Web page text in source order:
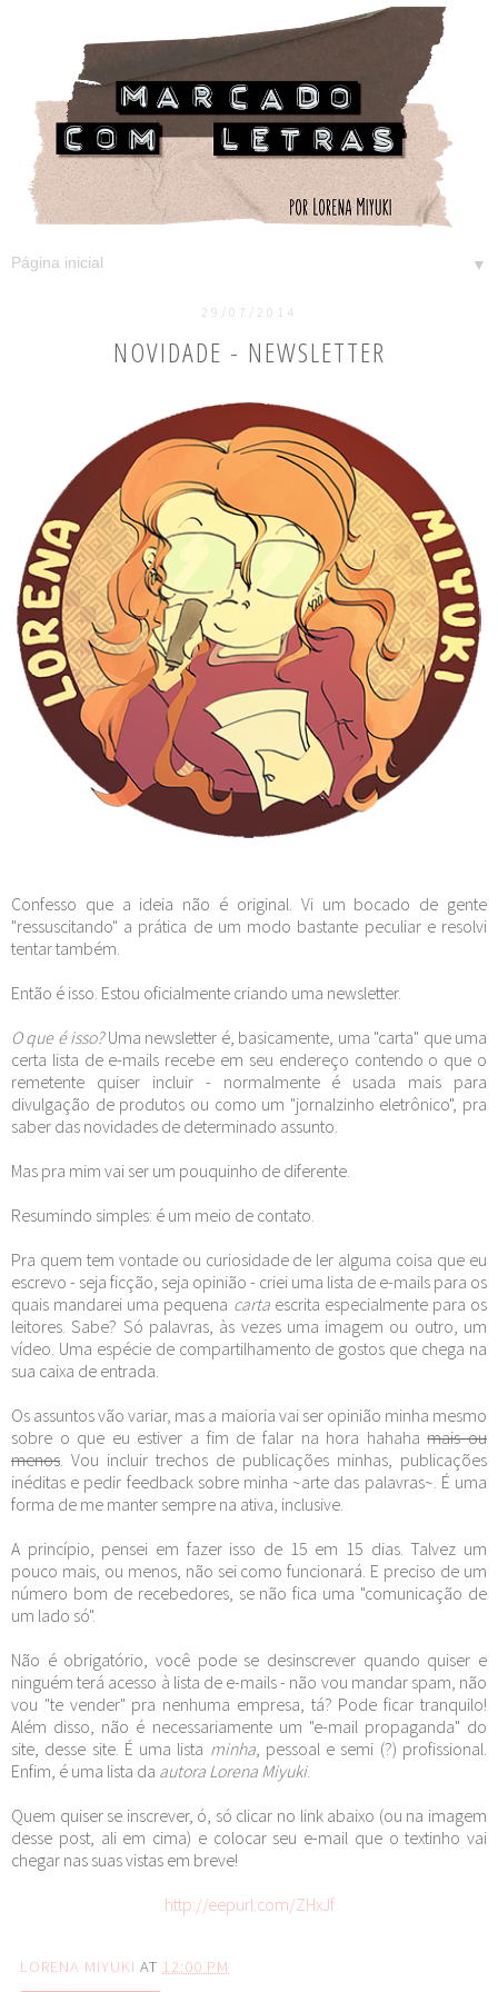
▼
29/07/2014
NOVIDADE - NEWSLETTER
Confesso que a ideia não é original. Vi um bocado de gente
"ressuscitando" a prática de um modo bastante peculiar e resolvi
tentar também.
Então é isso. Estou oficialmente criando uma newsletter.
O que é isso?Uma newsletter é, basicamente, uma "carta" que uma
certa lista de e-mails recebe em seu endereço contendo o que o
remetente quiser incluir - normalmente é usada mais para
divulgação de produtos ou como um "jornalzinho eletrônico", pra
saber das novidades de determinado assunto.
Mas pra mim vai ser um pouquinho de diferente.
Resumindo simples: é um meio de contato.
Pra quem tem vontade ou curiosidade de ler alguma coisa que eu
escrevo - seja ficção, seja opinião - criei uma lista de e-mails para os
quais mandarei uma pequena cartaescrita especialmente para os
leitores. Sabe? Só palavras, às vezes uma imagem ou outro, um
vídeo. Uma espécie de compartilhamento de gostos que chega na
sua caixa de entrada.
Os assuntos vão variar, mas a maioria vai ser opinião minha mesmo
sobre o que eu estiver a fim de falar na hora hahahamais ou
menos. Vou incluir trechos de publicações minhas, publicações
inéditas e pedir feedback sobre minha ~arte das palavras~. É uma
forma de me manter sempre na ativa, inclusive.
A princípio, pensei em fazer isso de 15 em 15 dias. Talvez um
pouco mais, ou menos, não sei como funcionará. E preciso de um
número bom de recebedores, se não fica uma "comunicação de
um lado só".
Não é obrigatório, você pode se desinscrever quando quiser e
ninguém terá acesso à lista de e-mails - não vou mandar spam, não
vou "te vender" pra nenhuma empresa, tá? Pode ficar tranquilo!
Além disso, não é necessariamente um "e-mail propaganda" do
site, desse site. É uma lista minha, pessoal e semi (?) profissional.
Enfim, é uma lista da autora Lorena Miyuki.
Quem quiser se inscrever, ó, só clicar no link abaixo (ou na imagem
desse post, ali em cima) e colocar seu e-mail que o textinho vai
chegar nas suas vistas em breve!
http://eepurl.com/ZHxJf
LORENA MIYUKI AT 12:00 PM